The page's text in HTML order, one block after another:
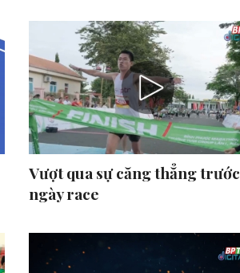
Vượt qua sự căng thẳng trước
ngày race